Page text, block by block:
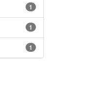
1
1
1